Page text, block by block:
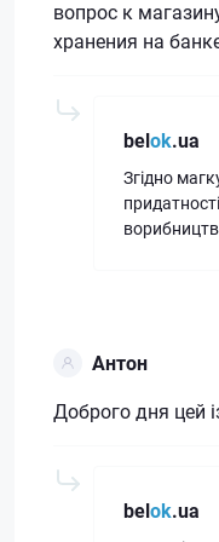
вопрос к
хранения на
belok.ua
Згідно
Антон
Доброго дня цей
belok.ua